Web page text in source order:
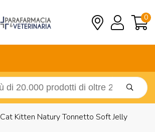
0
Cat Kitten Natury Tonnetto Soft Jelly